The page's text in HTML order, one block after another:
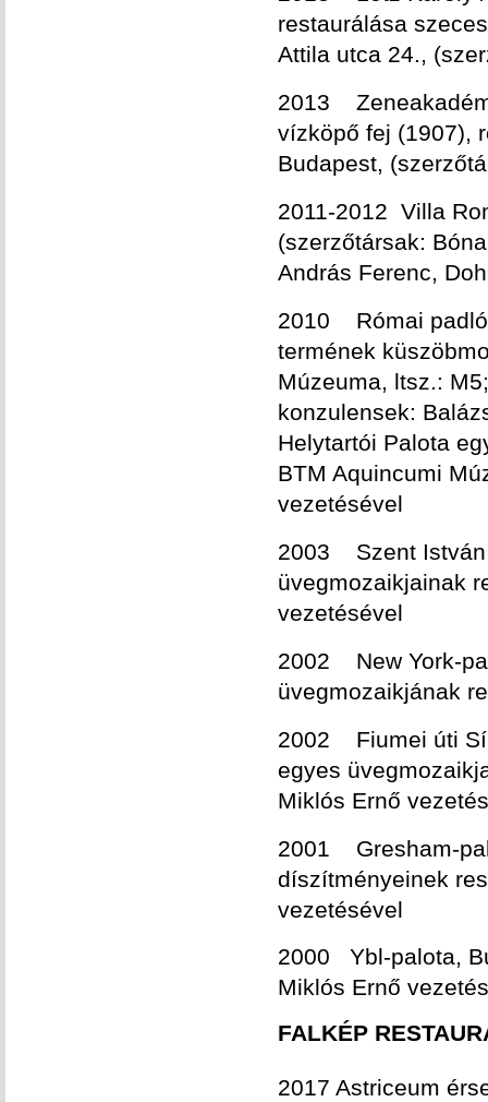
restaurálása
Attila utca 24.,
2013
vízköpő fej (1907),
Budapest,
2011-2012 Villa
(szerzőtársak:
András Ferenc,
2010 Római
termének
Múzeuma, ltsz.:
konzulensek:
Helytartói Palota
BTM Aquincumi
vezetésével
2003 Szent István
üvegmozaikjainak
vezetésével
2002 New York-
üvegmozaikjának
2002 Fiumei úti
egyes
Miklós Ernő
2001 Gresham-
díszítményeinek
vezetésével
2000 Ybl-palota,
Miklós Ernő
FALKÉP
2017 Astriceum